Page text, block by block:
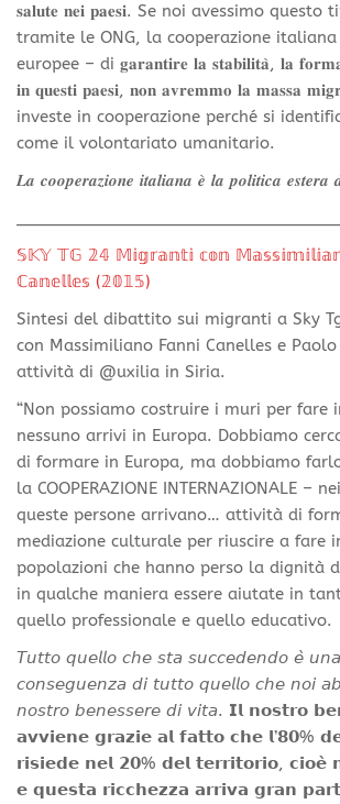
𝐬𝐚𝐥𝐮𝐭𝐞 𝐧𝐞𝐢 𝐩𝐚𝐞𝐬𝐢. Se noi avessimo
tramite le ONG, la cooperazione italiana
europee – di 𝐠𝐚𝐫𝐚𝐧𝐭𝐢𝐫𝐞 𝐥𝐚 𝐬𝐭𝐚𝐛𝐢𝐥𝐢𝐭𝐚̀, 𝐥𝐚
𝐢𝐧 𝐪𝐮𝐞𝐬𝐭𝐢 𝐩𝐚𝐞𝐬𝐢, 𝐧𝐨𝐧 𝐚𝐯𝐫𝐞𝐦𝐦𝐨 𝐥𝐚 𝐦𝐚𝐬𝐬𝐚
investe in cooperazione perché si
come il volontariato umanitario.
𝑳𝒂 𝒄𝒐𝒐𝒑𝒆𝒓𝒂𝒛𝒊𝒐𝒏𝒆 𝒊𝒕𝒂𝒍𝒊𝒂𝒏𝒂 𝒆̀ 𝒍𝒂 𝒑𝒐𝒍𝒊𝒕𝒊𝒄𝒂 𝒆𝒔𝒕𝒆𝒓𝒂
𝕊𝕂𝕐 𝕋𝔾 𝟚𝟜 𝕄𝕚𝕘𝕣𝕒𝕟𝕥𝕚 𝕔𝕠𝕟
ℂ𝕒𝕟𝕖𝕝𝕝𝕖𝕤 (𝟚𝟘𝟙𝟝)
Sintesi del dibattito sui migranti a Sky
con Massimiliano Fanni Canelles e Paolo
attività di @uxilia in Siria.
“Non possiamo costruire i muri per fare
nessuno arrivi in Europa. Dobbiamo
di formare in Europa, ma dobbiamo
la COOPERAZIONE INTERNAZIONALE –
queste persone arrivano… attività di
mediazione culturale per riuscire a fare
popolazioni che hanno perso la dignità
in qualche maniera essere aiutate in
quello professionale e quello educativo.
𝘛𝘶𝘵𝘵𝘰 𝘲𝘶𝘦𝘭𝘭𝘰 𝘤𝘩𝘦 𝘴𝘵𝘢 𝘴𝘶𝘤𝘤𝘦𝘥𝘦𝘯𝘥𝘰 𝘦̀ 𝘶𝘯𝘢
𝘤𝘰𝘯𝘴𝘦𝘨𝘶𝘦𝘯𝘻𝘢 𝘥𝘪 𝘵𝘶𝘵𝘵𝘰 𝘲𝘶𝘦𝘭𝘭𝘰 𝘤𝘩𝘦 𝘯𝘰𝘪
𝘯𝘰𝘴𝘵𝘳𝘰 𝘣𝘦𝘯𝘦𝘴𝘴𝘦𝘳𝘦 𝘥𝘪 𝘷𝘪𝘵𝘢. 𝗜𝗹 𝗻𝗼𝘀𝘁𝗿𝗼
𝗮𝘃𝘃𝗶𝗲𝗻𝗲 𝗴𝗿𝗮𝘇𝗶𝗲 𝗮𝗹 𝗳𝗮𝘁𝘁𝗼 𝗰𝗵𝗲 𝗹’𝟴𝟬%
𝗿𝗶𝘀𝗶𝗲𝗱𝗲 𝗻𝗲𝗹 𝟮𝟬% 𝗱𝗲𝗹 𝘁𝗲𝗿𝗿𝗶𝘁𝗼𝗿𝗶𝗼, 𝗰𝗶𝗼𝗲̀
𝗲 𝗾𝘂𝗲𝘀𝘁𝗮 𝗿𝗶𝗰𝗰𝗵𝗲𝘇𝘇𝗮 𝗮𝗿𝗿𝗶𝘃𝗮 𝗴𝗿𝗮𝗻